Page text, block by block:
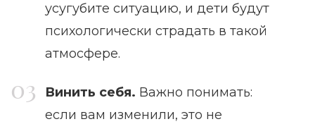
усугубите ситуацию, и дети будут
психологически страдать в такой
атмосфере.
Винить себя. Важно понимать:
если вам изменили, это не